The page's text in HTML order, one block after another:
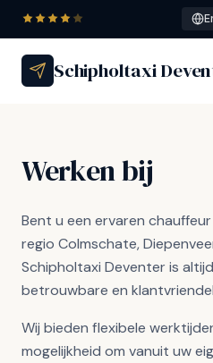
Schipholtaxi
Werken bij
Bent u een ervaren
regio Colmschate,
Schipholtaxi Deventer is
betrouwbare en
Wij bieden flexibele
mogelijkheid om vanuit uw